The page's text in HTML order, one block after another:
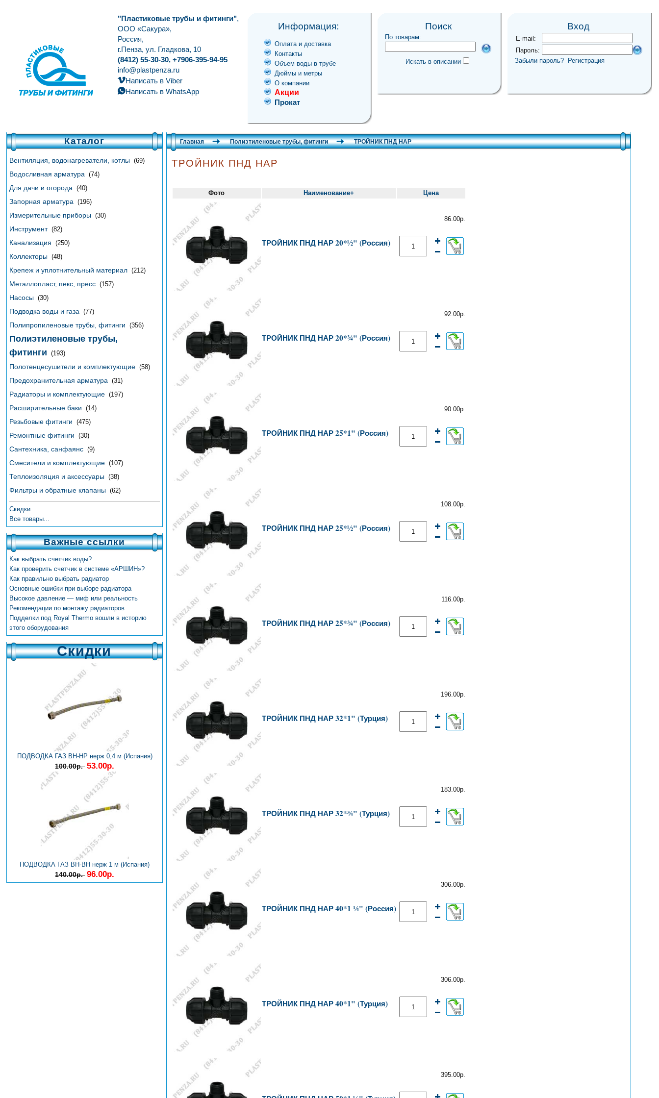
"Пластиковые трубы и фитинги",
ООО «Сакура»,
Россия,
г.Пенза, ул. Гладкова, 10
(8412) 55-30-30, +7906-395-94-95
info@plastpenza.ru
Написать в Viber
Написать в WhatsApp
Информация:
Оплата и доставка
Контакты
Объем воды в трубе
Дюймы и метры
О компании
Акции
Прокат
Поиск
По товарам:
Искать в описании
Вход
E-mail:
Пароль:
Забыли пароль?
Регистрация
Каталог
Вентиляция, водонагреватели, котлы (69)
Водосливная арматура (74)
Для дачи и огорода (40)
Запорная арматура (196)
Измерительные приборы (30)
Инструмент (82)
Канализация (250)
Коллекторы (48)
Крепеж и уплотнительный материал (212)
Металлопласт, пекс, пресс (157)
Насосы (30)
Подводка воды и газа (77)
Полипропиленовые трубы, фитинги (356)
Полиэтиленовые трубы,
фитинги (193)
Полотенцесушители и комплектующие (58)
Предохранительная арматура (31)
Радиаторы и комплектующие (197)
Расширительные баки (14)
Резьбовые фитинги (475)
Ремонтные фитинги (30)
Сантехника, санфаянс (9)
Смесители и комплектующие (107)
Теплоизоляция и аксессуары (38)
Фильтры и обратные клапаны (62)
Скидки...
Все товары...
Важные ссылки
Как выбрать счетчик воды?
Как проверить счетчик в системе «АРШИН»?
Как правильно выбрать радиатор
Основные ошибки при выборе радиатора
Высокое давление — миф или реальность
Рекомендации по монтажу радиаторов
Подделки под Royal Thermo вошли в историю
этого оборудования
Скидки
ПОДВОДКА ГАЗ ВН-НР нерж 0,4 м (Испания)
100.00р. 53.00р.
ПОДВОДКА ГАЗ ВН-ВН нерж 1 м (Испания)
140.00р. 96.00р.
Главная Полиэтиленовые трубы, фитинги ТРОЙНИК ПНД НАР
ТРОЙНИК ПНД НАР
Фото Наименование+ Цена
ТРОЙНИК ПНД НАР 20*½" (Россия)
86.00р.
ТРОЙНИК ПНД НАР 20*¾" (Россия)
92.00р.
ТРОЙНИК ПНД НАР 25*1" (Россия)
90.00р.
ТРОЙНИК ПНД НАР 25*½" (Россия)
108.00р.
ТРОЙНИК ПНД НАР 25*¾" (Россия)
116.00р.
ТРОЙНИК ПНД НАР 32*1" (Турция)
196.00р.
ТРОЙНИК ПНД НАР 32*¾" (Турция)
183.00р.
ТРОЙНИК ПНД НАР 40*1 ¼" (Россия)
306.00р.
ТРОЙНИК ПНД НАР 40*1" (Турция)
306.00р.
395.00р.